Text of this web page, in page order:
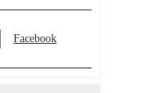
Facebook